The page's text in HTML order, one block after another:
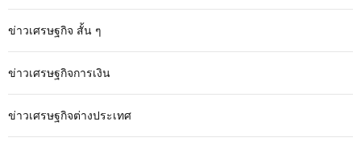
ข่าวเศรษฐกิจ สั้น ๆ
ข่าวเศรษฐกิจการเงิน
ข่าวเศรษฐกิจต่างประเทศ